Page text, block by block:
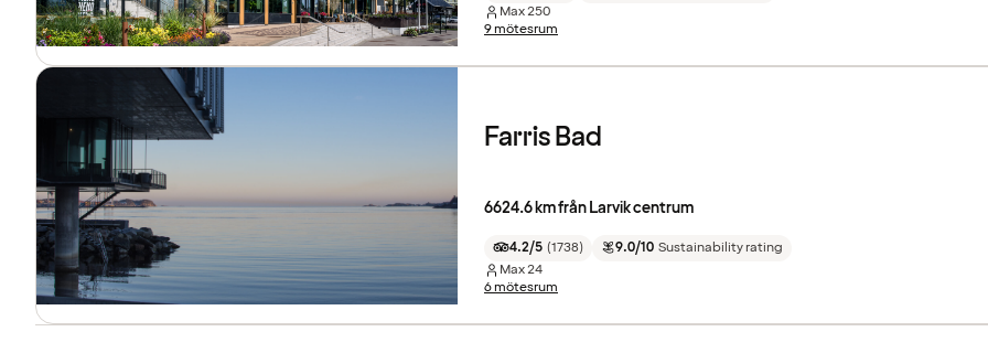
Max250
9 mötesrum
Farris Bad
6624.6 km från Larvik centrum
4.2/5 (1738) 9.0/10 Sustainability rating
Max24
6 mötesrum